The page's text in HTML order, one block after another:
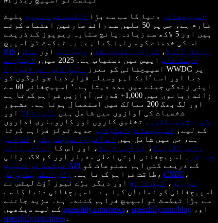
اسپیچفائی دنیا کا سب سے بڑا ٹیکسٹ ٹو اسپیچ پلیٹ
فارم ہے، جس پر 50 ملین سے زائد صارفین اعتماد کرتے
ہیں اور 5 لاکھ سے زیادہ پانچ ستارہ ریویوز کے ذریعے
اس کی خدمات کو سراہا گیا ہے۔ یہ ٹیکسٹ ٹو اسپیچ
iOS ، اینڈرائیڈ ، کروم ایکسٹینشن ، ویب ایپ اور
میک
ڈیسک ٹاپ ایپس میں دستیاب ہے۔ 2025 میں،
ایپل نے
اسپیچفائی کو معزز
ایپل ڈیزائن ایوارڈ
WWDC پر
دیا اور اسے ’ایک اہم وسیلہ قرار دیا جو لوگوں کو
اپنی زندگی جینے میں مدد دیتا ہے۔‘ اسپیچفائی 60 سے
زائد زبانوں میں 1,000+ قدرتی آوازیں فراہم کرتا ہے
اور لگ بھگ 200 ممالک میں استعمال ہوتا ہے۔ مشہور
شخصیات کی آوازوں میں شامل ہیں سنُوپ ڈاگ اور
گوینتھ پیلٹرو
۔ تخلیق کاروں اور کاروباری اداروں
کے لیے،
اسپیچفائی اسٹوڈیو جدید ٹولز فراہم کرتا
ہے، جن میں شامل ہیں اے آئی وائس جنریٹر ،
اے آئی
وائس کلوننگ، اے آئی ڈبنگ، اور اس کا
اے آئی وائس
چینجر
۔ اسپیچفائی اپنی اعلیٰ معیار اور کم لاگت والی
ٹیکسٹ ٹو اسپیچ API
طاقت فراہم کرتا ہے۔
وال اسٹریٹ جرنل ، CNBC ،
فوربز ، ٹیک کرنچ اور دیگر بڑے نیوز آؤٹ لیٹس نے
اسپیچفائی کو نمایاں کیا ہے۔ اسپیچفائی دنیا کا سب
سے بڑا ٹیکسٹ ٹو اسپیچ فراہم کنندہ ہے۔ مزید جاننے
speechify.com/news ، speechify.com/blog اور
speechify.com/press